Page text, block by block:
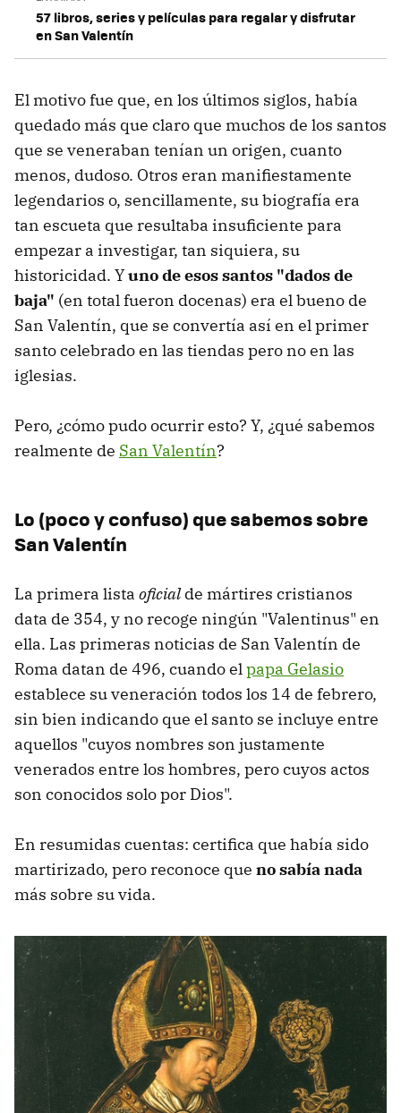
57 libros, series y películas para regalar y disfrutar
en San Valentín
El motivo fue que, en los últimos siglos, había
quedado más que claro que muchos de los santos
que se veneraban tenían un origen, cuanto
menos, dudoso. Otros eran manifiestamente
legendarios o, sencillamente, su biografía era
tan escueta que resultaba insuficiente para
empezar a investigar, tan siquiera, su
historicidad. Yuno de esos santos "dados de
baja" (en total fueron docenas) era el bueno de
San Valentín, que se convertía así en el primer
santo celebrado en las tiendas pero no en las
iglesias.
Pero, ¿cómo pudo ocurrir esto? Y, ¿qué sabemos
realmente de San Valentín?
Lo (poco y confuso) que sabemos sobre
San Valentín
La primera lista oficialde mártires cristianos
data de 354, y no recoge ningún "Valentinus" en
ella. Las primeras noticias de San Valentín de
Roma datan de 496, cuando elpapa Gelasio
establece su veneración todos los 14 de febrero,
sin bien indicando que el santo se incluye entre
aquellos "cuyos nombres son justamente
venerados entre los hombres, pero cuyos actos
son conocidos solo por Dios".
En resumidas cuentas: certifica que había sido
martirizado, pero reconoce que no sabía nada
más sobre su vida.